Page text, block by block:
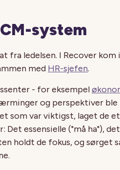
system
fra ledelsen. I Recover
med HR-sjefen.
- for eksempel
og perspektiver
som var viktigst, laget de
essensielle ("må ha"),
holdt de fokus, og sørget